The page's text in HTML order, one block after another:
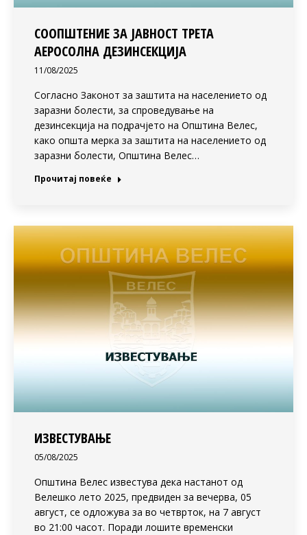
СООПШТЕНИЕ ЗА ЈАВНОСТ ТРЕТА
АЕРОСОЛНА ДЕЗИНСЕКЦИЈА
11/08/2025
Согласно Законот за заштита на населението од
заразни болести, за спроведување на
дезинсекција на подрачјето на Општина Велес,
како општа мерка за заштита на населението од
заразни болести, Општина Велес…
Прочитај повеќе
ИЗВЕСТУВАЊЕ
05/08/2025
Општина Велес известува дека настанот од
Велешко лето 2025, предвиден за вечерва, 05
август, се одложува за во четврток, на 7 август
во 21:00 часот. Поради лошите временски